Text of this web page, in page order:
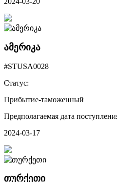
ამერიკა
#STUSA0028
Статус:
Прибытие-таможенный
Предполагаемая дата
2024-03-17
თურქეთი